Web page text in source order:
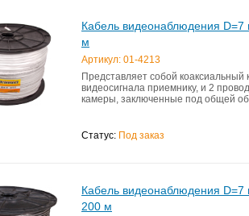
Кабель видеонаблюдения
м
Артикул: 01-4213
Представляет собой коаксиальный
видеосигнала приемнику, и 2
камеры, заключенные под общей
Статус: Под заказ
Кабель видеонаблюдения
200 м